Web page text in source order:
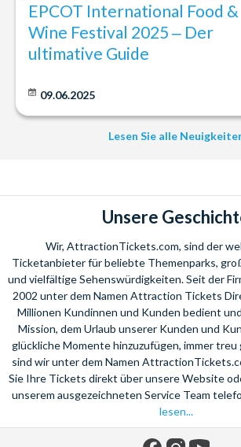
EPCOT International Food &
Wine Festival 2025 ‒ Der
ultimative Guide
09.06.2025
Lesen Sie alle
Unsere
Wir, AttractionTickets.com, sind der
Ticketanbieter für beliebte Themenparks,
und vielfältige Sehenswürdigkeiten. Seit der
2002 unter dem Namen Attraction Tickets
Millionen Kundinnen und Kunden bedient
Mission, dem Urlaub unserer Kunden und
glückliche Momente hinzuzufügen, immer treu
sind wir unter dem Namen
Sie Ihre Tickets direkt über unsere Website
unserem ausgezeichneten Service Team
lesen...